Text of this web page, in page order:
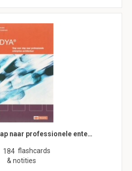
naar professionele ente…
184 flashcards
& notities